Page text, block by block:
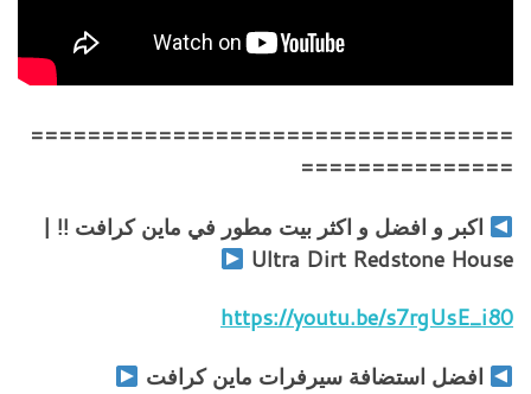
==================================
===============
اكبر و افضل و اكثر بيت مطور في ماين كرافت !! |
Ultra Dirt Redstone House
https://youtu.be/s7rgUsE_i80
افضل استضافة سيرفرات ماين كرافت